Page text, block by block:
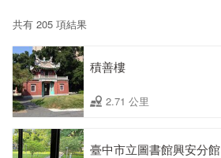
共有 205 項結果
積善樓
2.71 公里
臺中市立圖書館興安分館